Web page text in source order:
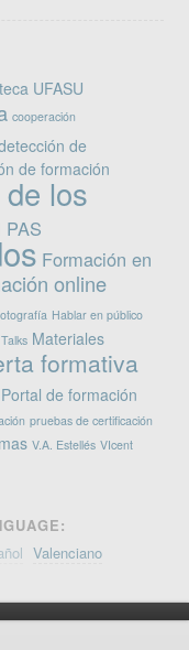
UFASU
cooperación
de
de formación
los
Formación en
online
Hablar en público
Materiales
formativa
Portal de formación
pruebas de certificación
V.A. Estellés VIcent
Valenciano